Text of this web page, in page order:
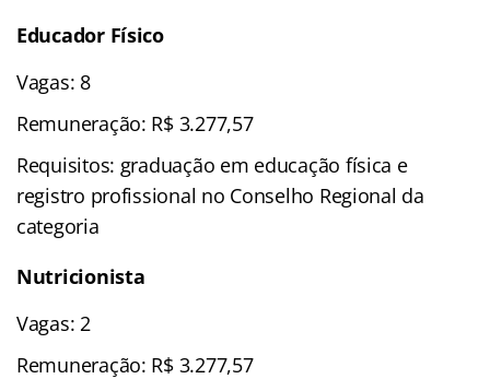
Educador Físico
Vagas: 8
Remuneração: R$ 3.277,57
Requisitos: graduação em educação física e
registro profissional no Conselho Regional da
categoria
Nutricionista
Vagas: 2
Remuneração: R$ 3.277,57